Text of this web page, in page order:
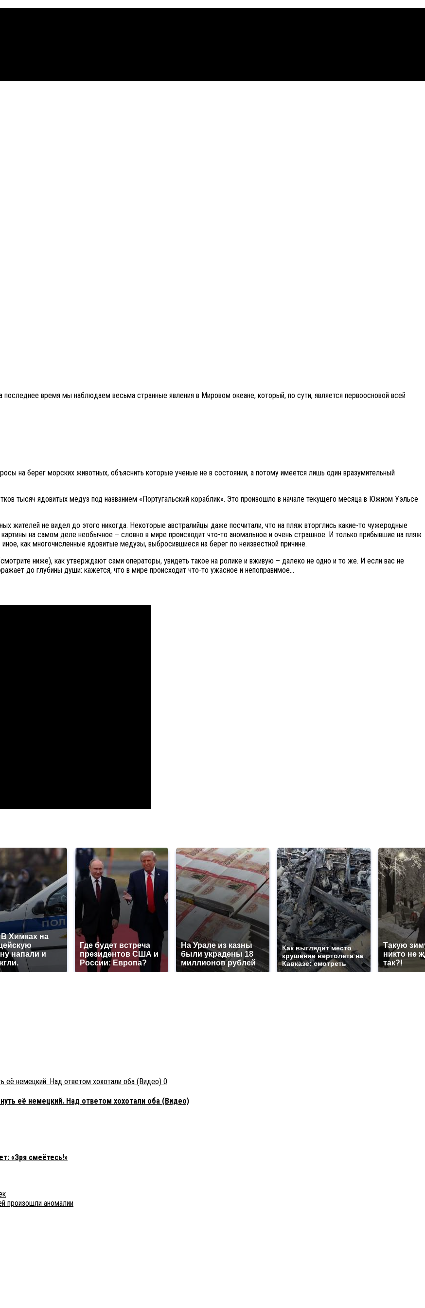
время мы наблюдаем весьма странные явления в Мировом океане, который, по сути, является первоосновой всей
на берег морских животных, объяснить которые ученые не в состоянии, а потому имеется лишь один вразумительный
тысяч ядовитых медуз под названием «Португальский кораблик». Это произошло в начале текущего месяца в Южном Уэльсе
жителей не видел до этого никогда. Некоторые австралийцы даже посчитали, что на пляж вторглись какие-то чужеродные
картины на самом деле необычное – словно в мире происходит что-то аномальное и очень страшное. И только прибывшие на пляж
как многочисленные ядовитые медузы, выбросившиеся на берег по неизвестной причине.
ниже), как утверждают сами операторы, увидеть такое на ролике и вживую – далеко не одно и то же. И если вас не
до глубины души: кажется, что в мире происходит что-то ужасное и непоправимое…
Химках на
напали и
Где будет встреча
президентов США и
России: Европа?
На Урале из казны
были украдены 18
миллионов рублей
Как выглядит место
крушение вертолета на
Кавказе: смотреть
Такую
никто не
так?!
0
её немецкий. Над ответом хохотали оба (Видео)
«Зря смеётесь!»
произошли аномалии